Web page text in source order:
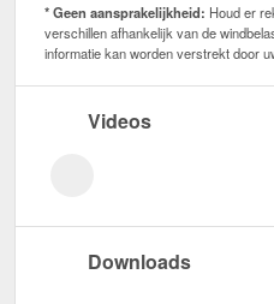
* Geen aansprakelijkheid: Houd er
verschillen afhankelijk van de
informatie kan worden verstrekt door
Videos
Downloads